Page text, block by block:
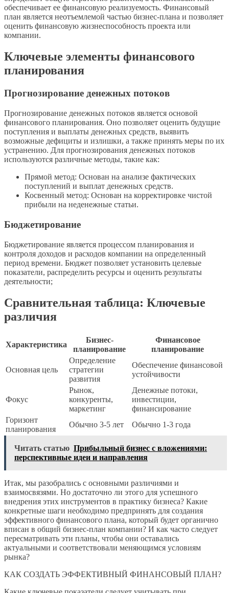
обеспечивает ее финансовую реализуемость. Финансовый
план является неотъемлемой частью бизнес-плана и позволяет
оценить финансовую жизнеспособность проекта или
компании.
Ключевые элементы финансового
планирования
Прогнозирование денежных потоков
Прогнозирование денежных потоков является основой
финансового планирования. Оно позволяет оценить будущие
поступления и выплаты денежных средств, выявить
возможные дефициты и излишки, а также принять меры по их
устранению. Для прогнозирования денежных потоков
используются различные методы, такие как:
Прямой метод: Основан на анализе фактических
поступлений и выплат денежных средств.
Косвенный метод: Основан на корректировке чистой
прибыли на неденежные статьи.
Бюджетирование
Бюджетирование является процессом планирования и
контроля доходов и расходов компании на определенный
период времени. Бюджет позволяет установить целевые
показатели, распределить ресурсы и оценить результаты
деятельности;
Сравнительная таблица: Ключевые
различия
Характеристика
Бизнес-
планирование
Финансовое
планирование
Основная цель
Определение
стратегии
развития
Обеспечение финансовой
устойчивости
Фокус
Рынок,
конкуренты,
маркетинг
Денежные потоки,
инвестиции,
финансирование
Горизонт
планирования
Обычно 3-5 лет Обычно 1-3 года
Читать статью Прибыльный бизнес с вложениями:
перспективные идеи и направления
Итак, мы разобрались с основными различиями и
взаимосвязями. Но достаточно ли этого для успешного
внедрения этих инструментов в практику бизнеса? Какие
конкретные шаги необходимо предпринять для создания
эффективного финансового плана, который будет органично
вписан в общий бизнес-план компании? И как часто следует
пересматривать эти планы, чтобы они оставались
актуальными и соответствовали меняющимся условиям
рынка?
КАК СОЗДАТЬ ЭФФЕКТИВНЫЙ ФИНАНСОВЫЙ ПЛАН?